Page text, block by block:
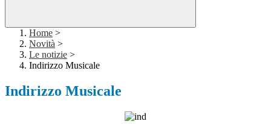
Home >
Novità >
Le notizie >
Indirizzo Musicale
Indirizzo Musicale